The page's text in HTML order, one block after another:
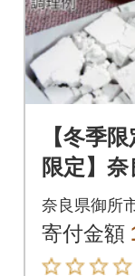
【冬季
限定】
「吉野本
gで葛料
しょう
奈良県御所
寄付金額